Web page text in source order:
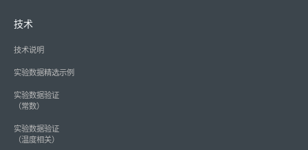
技术
技术说明
实验数据精选示例
实验数据验证
（常数）
实验数据验证
（温度相关）